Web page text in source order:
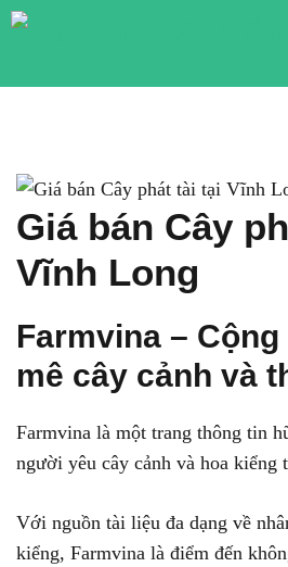
Chuyển
Giá bán Cây
Vĩnh Long
Farmvina –
mê cây cảnh và
Farmvina là một trang thông tin
người yêu cây cảnh và hoa kiểng
Với nguồn tài liệu đa dạng về
kiểng, Farmvina là điểm đến